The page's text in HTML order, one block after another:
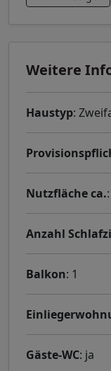
Weitere
Haustyp:
Nutzfläche ca.
Anzahl
Balkon: 1
Gäste-WC: ja